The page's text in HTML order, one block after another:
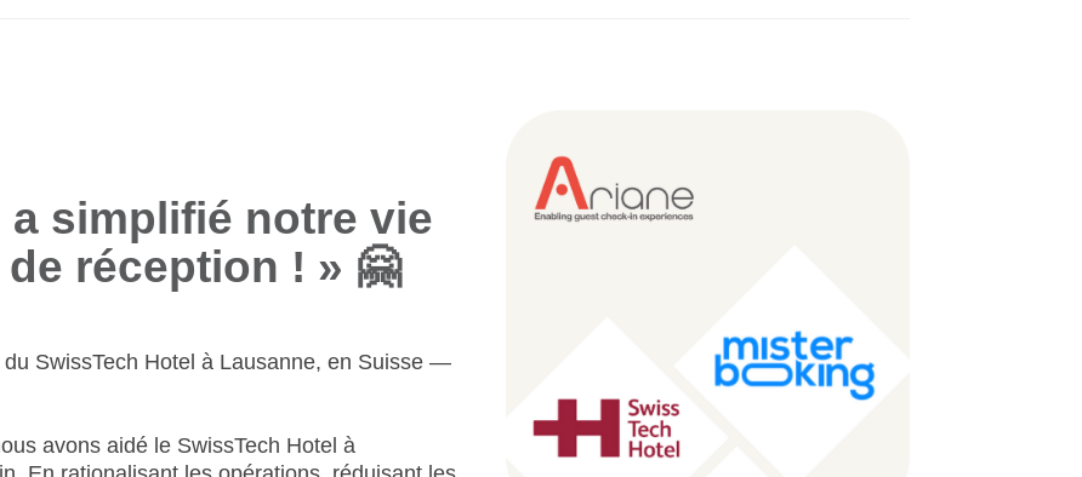
simplifié notre vie
réception ! » 🤗
SwissTech Hotel à Lausanne, en Suisse —
avons aidé le SwissTech Hotel à